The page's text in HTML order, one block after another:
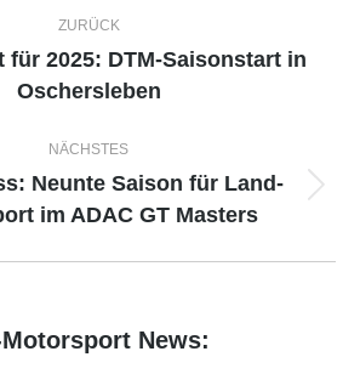
ZURÜCK
für 2025: DTM-Saisonstart in
Oschersleben
NÄCHSTES
Neunte Saison für Land-
im ADAC GT Masters
News: